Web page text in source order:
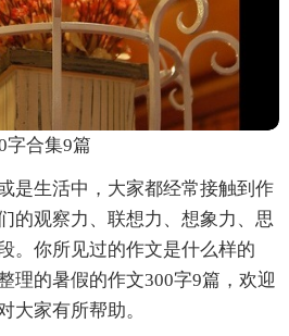
字合集9篇
是生活中，大家都经常接触到作
的观察力、联想力、想象力、思
。你所见过的作文是什么样的
理的暑假的作文300字9篇，欢迎
大家有所帮助。